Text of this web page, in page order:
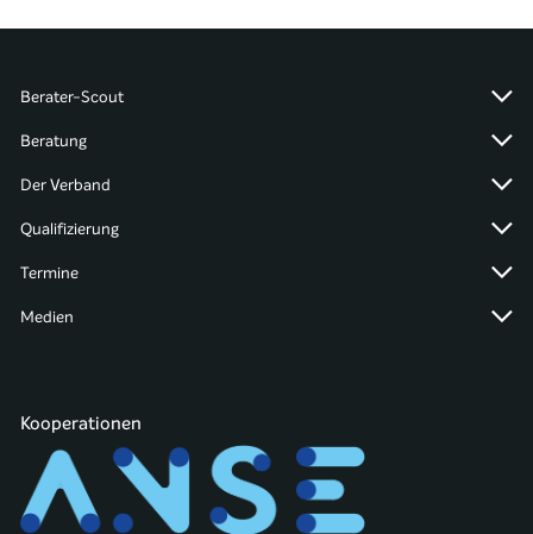
Berater-Scout
Beratung
Der Verband
Qualifizierung
Termine
Medien
Kooperationen